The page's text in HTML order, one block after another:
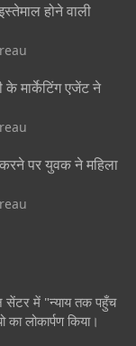
होने वाली
मार्केटिंग एजेंट ने
पर युवक ने महिला
सेंटर में "न्याय तक पहुँच
लोकार्पण किया।